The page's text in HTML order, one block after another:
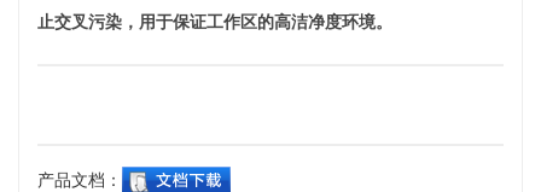
止交叉污染，用于保证工作区的高洁净度环境。
产品文档：